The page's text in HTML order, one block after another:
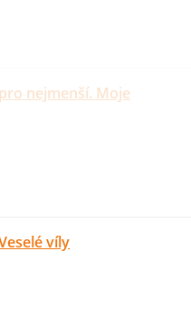
nejmenší. Moje
víly